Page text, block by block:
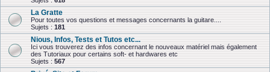
La Gratte
Pour toutes vos questions et messages concernants la guitare....
Sujets : 181
Nious, Infos, Tests et Tutos etc...
Ici vous trouverez des infos concernant le nouveaux matériel mais également
des Tutoriaux pour certains soft- et hardwares etc
Sujets : 567